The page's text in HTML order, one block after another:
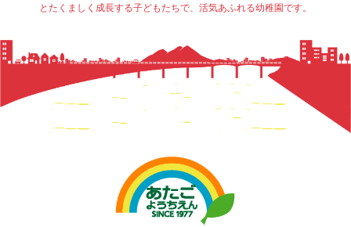
とたくましく成長する子どもたちで、活気あふれる幼稚園です。